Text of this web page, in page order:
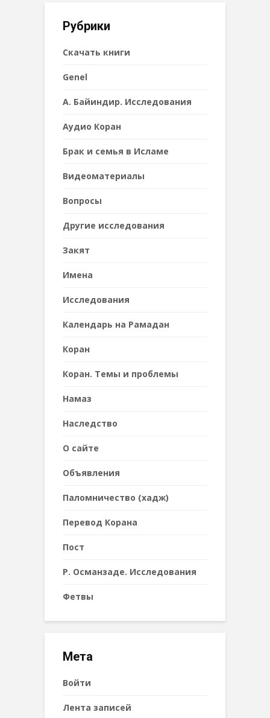
Рубрики
Cкачать книги
Genel
А. Байиндир. Исследования
Аудио Коран
Брак и семья в Исламе
Видеоматериалы
Вопросы
Другие исследования
Закят
Имена
Исследования
Календарь на Рамадан
Коран
Коран. Темы и проблемы
Намаз
Наследствo
О сайте
Объявления
Паломничество (хадж)
Перевод Корана
Пост
Р. Османзаде. Исследования
Фетвы
Мета
Войти
Лента записей